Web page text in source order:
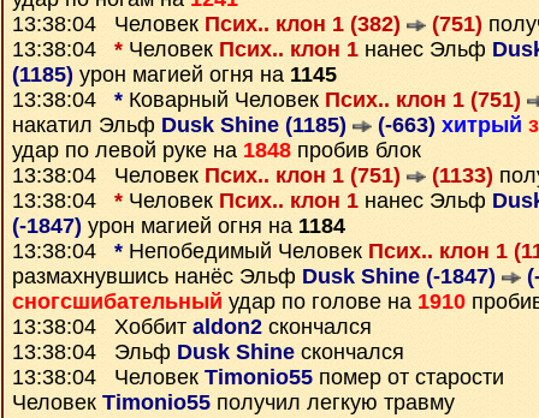
13:38:04 Человек Псих.. клон 1 (382) (751)
13:38:04 * Человек Псих.. клон 1 нанес Эльф
(1185) урон магией огня на 1145
13:38:04 * Коварный Человек Псих.. клон 1 (751)
накатил Эльф Dusk Shine (1185) (-663) хитрый
удар по левой руке на 1848 пробив блок
13:38:04 Человек Псих.. клон 1 (751) (1133)
13:38:04 * Человек Псих.. клон 1 нанес Эльф
(-1847) урон магией огня на 1184
13:38:04 * Непобедимый Человек Псих.. клон 1
размахнувшись нанёс Эльф Dusk Shine (-1847)
сногсшибательный удар по голове на 1910
13:38:04 Хоббит aldon2 скончался
13:38:04 Эльф Dusk Shine скончался
13:38:04 Человек Timonio55 помер от старости
Человек Timonio55 получил легкую травму